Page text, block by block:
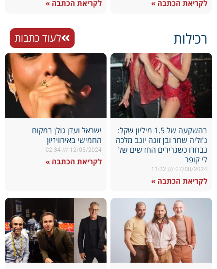
לקריאת הכתבה » לקריאת הכתבה »
רכילות לעוד כתבות
בהשקעה של 1.5 מיליון שקל:
ג'וליה שחר ובן זוגה יוגב מלכה
נבחרו כשגרירים החדשים של
לי קופר
07/08/2024
לקריאת הכתבה »
ישראל ועדן גולן במקום
החמישי באירוויזיון
12/05/2024
לקריאת הכתבה »